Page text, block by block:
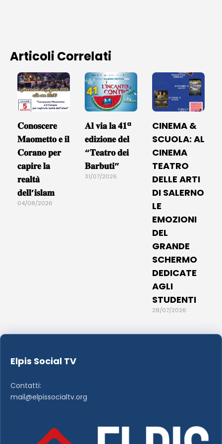
Articoli Correlati
𝐂𝐨𝐧𝐨𝐬𝐜𝐞𝐫𝐞
𝐌𝐚𝐨𝐦𝐞𝐭𝐭𝐨 𝐞 𝐢𝐥
𝐂𝐨𝐫𝐚𝐧𝐨 𝐩𝐞𝐫
𝐜𝐚𝐩𝐢𝐫𝐞 𝐥𝐚
𝐫𝐞𝐚𝐥𝐭𝐚̀
𝐝𝐞𝐥𝐥’𝐢𝐬𝐥𝐚𝐦
04/08/2026
𝐀𝐥 𝐯𝐢𝐚 𝐥𝐚 𝟒𝟏ª
𝐞𝐝𝐢𝐳𝐢𝐨𝐧𝐞 𝐝𝐞𝐥
“𝐓𝐞𝐚𝐭𝐫𝐨 𝐝𝐞𝐢
𝐁𝐚𝐫𝐛𝐮𝐭𝐢”
31/07/2026
CINEMA &
SCUOLA: AL
CINEMA
TEATRO
DELLE ARTI
DI SALERNO
LE
EMOZIONI
DEL
GRANDE
SCHERMO
DEDICATE
AGLI
STUDENTI
28/07/2026
Elpis Social TV
Contatti:
mail@elpissocialtv.org